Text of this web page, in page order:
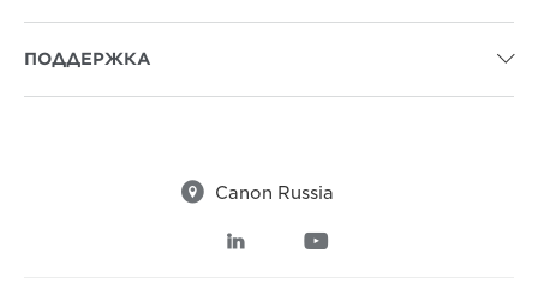
ПОДДЕРЖКА 
 Canon Russia
 